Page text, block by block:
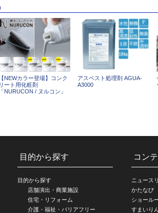
【NEWカラー登場】コンク
リート用化粧剤
「NURUCON / ヌルコン」
アスベスト処理剤 AGUA-
A3000
目的から探す
目的から探す
店舗演出・商業施設
住宅・リフォーム
介護・福祉・バリアフリー
コン
ニュース
かたなび
ショール
すまいり